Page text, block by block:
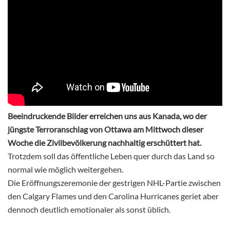
Beeindruckende Bilder erreichen uns aus Kanada, wo der
jüngste Terroranschlag von Ottawa am Mittwoch dieser
Woche die Zivilbevölkerung nachhaltig erschüttert hat.
Trotzdem soll das öffentliche Leben quer durch das Land so
normal wie möglich weitergehen.
Die Eröffnungszeremonie der gestrigen NHL-Partie zwischen
den Calgary Flames und den Carolina Hurricanes geriet aber
dennoch deutlich emotionaler als sonst üblich.